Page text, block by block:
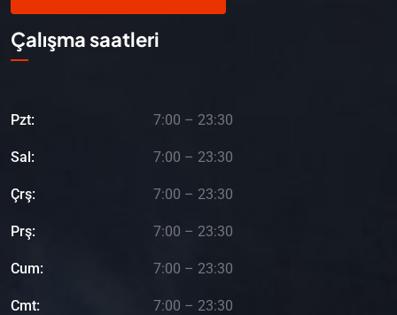
Çalışma saatleri
Pzt: 7:00 – 23:30
Sal: 7:00 – 23:30
Çrş: 7:00 – 23:30
Prş: 7:00 – 23:30
Cum: 7:00 – 23:30
Cmt: 7:00 – 23:30